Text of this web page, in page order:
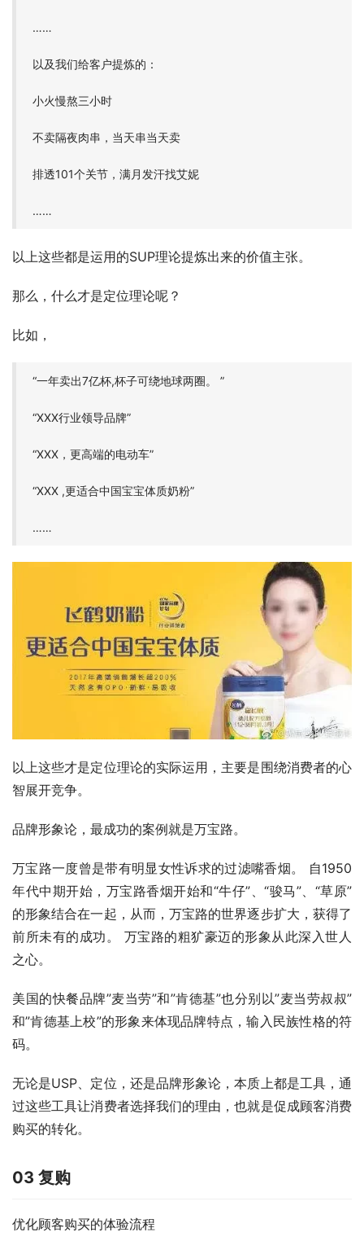
……
以及我们给客户提炼的：
小火慢熬三小时
不卖隔夜肉串，当天串当天卖
排透101个关节，满月发汗找艾妮
……
以上这些都是运用的SUP理论提炼出来的价值主张。
那么，什么才是定位理论呢？
比如，
“一年卖出7亿杯,杯子可绕地球两圈。 ”
“XXX行业领导品牌”
“XXX，更高端的电动车”
“XXX ,更适合中国宝宝体质奶粉”
……
以上这些才是定位理论的实际运用，主要是围绕消费者的心
智展开竞争。
品牌形象论，最成功的案例就是万宝路。
万宝路一度曾是带有明显女性诉求的过滤嘴香烟。 自1950
年代中期开始，万宝路香烟开始和“牛仔”、“骏马”、“草原”
的形象结合在一起，从而，万宝路的世界逐步扩大，获得了
前所未有的成功。 万宝路的粗犷豪迈的形象从此深入世人
之心。
美国的快餐品牌”麦当劳”和”肯德基”也分别以”麦当劳叔叔”
和”肯德基上校”的形象来体现品牌特点，输入民族性格的符
码。
无论是USP、定位，还是品牌形象论，本质上都是工具，通
过这些工具让消费者选择我们的理由，也就是促成顾客消费
购买的转化。
03 复购
优化顾客购买的体验流程